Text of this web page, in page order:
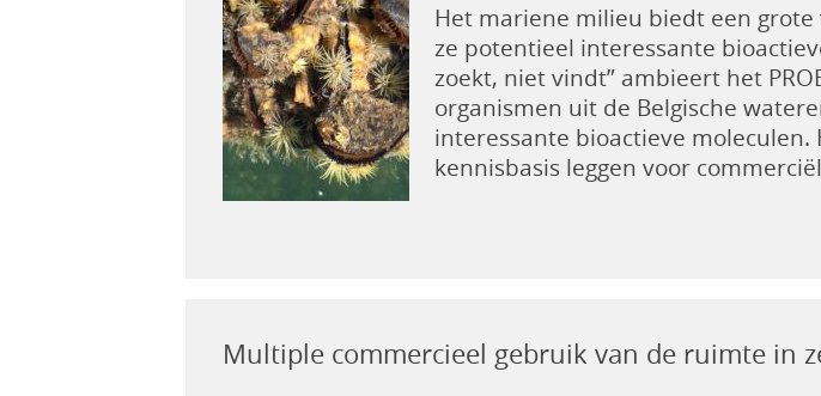
Het mariene milieu biedt een
ze potentieel interessante
zoekt, niet vindt” ambieert het
organismen uit de Belgische
interessante bioactieve
kennisbasis leggen voor
Multiple commercieel gebruik van de ruimte in